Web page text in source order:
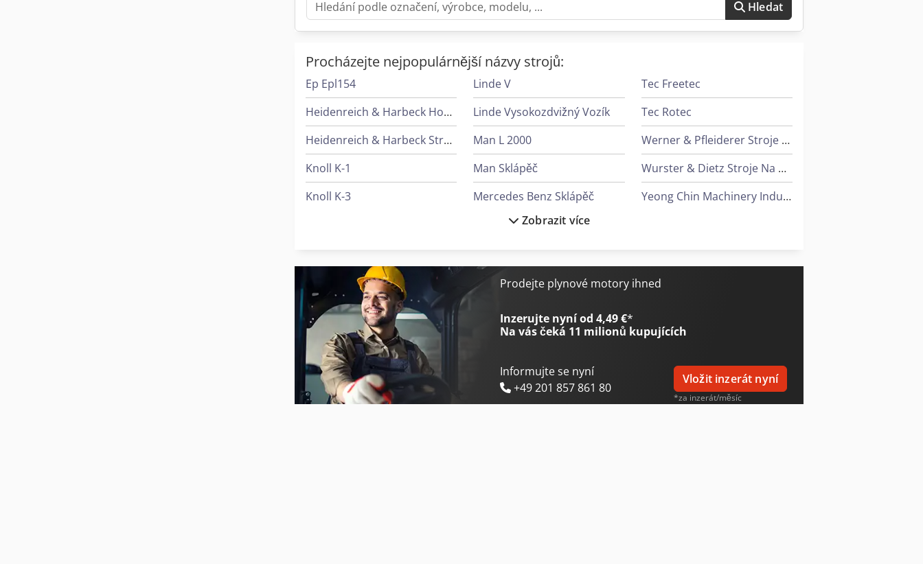
Hledat
Procházejte nejpopulárnější názvy strojů:
Ep Epl154
Heidenreich & Harbeck Hoblovky S Kuželovým Ozubením
Heidenreich & Harbeck Stroje Pro Hluboké Vrtání
Knoll K-1
Knoll K-3
Linde L 12
Linde L 16
Linde V
Linde Vysokozdvižný Vozík
Man L 2000
Man Sklápěč
Mercedes Benz Sklápěč
Mercedes-Benz V
Panhans 336/20
Tec Freetec
Tec Rotec
Werner & Pfleiderer Stroje Na Zavěšení
Wurster & Dietz Stroje Na Výrobu Palet
Yeong Chin Machinery Industries Co. Ltd. (Ycm) Nfx400A
Zobrazit více
Prodejte plynové motory ihned
Inzerujte nyní od 4,49 €*
Na vás čeká 11 milionů kupujících
Informujte se nyní
+49 201 857 861 80
Vložit inzerát nyní
*za inzerát/měsíc